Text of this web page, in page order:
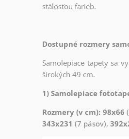
stálosťou farieb.
Dostupné rozmery
Samolepiace tapety sa
širokých 49 cm.
1) Samolepiace
Rozmery (v cm): 98x66
343x231 (7 pásov),